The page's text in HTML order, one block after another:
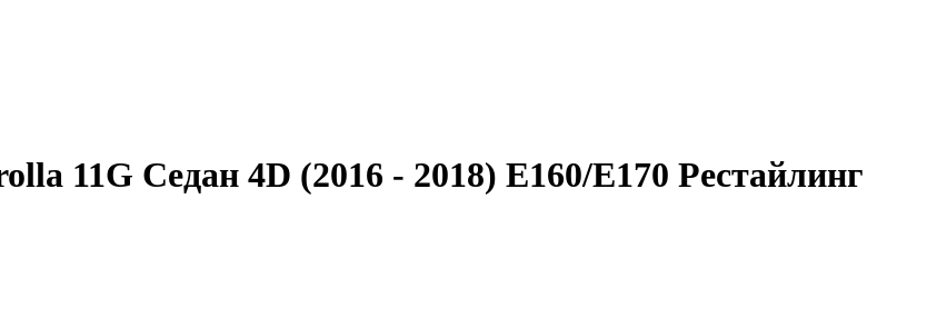
11G Седан 4D (2016 - 2018) E160/E170 Рестайлинг